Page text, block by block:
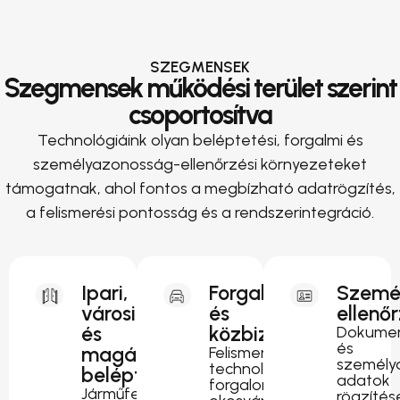
SZEGMENSEK
Szegmensek működési terület szerint
csoportosítva
Technológiáink olyan beléptetési, forgalmi és
személyazonosság-ellenőrzési környezeteket
támogatnak, ahol fontos a megbízható adatrögzítés,
a felismerési pontosság és a rendszerintegráció.
Ipari,
városi
és
magánterületi
beléptetés
Járműfelismerés
Forgalomirányítás
és
közbiztonság
Felismerési
technológia
forgalomfigyeléshez,
és
adatok